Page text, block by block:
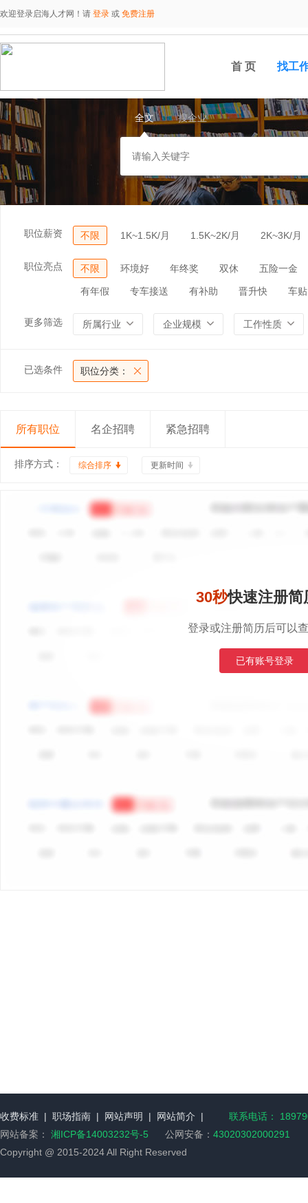
欢迎登录启海人才网！请 登录 或 免费注册
首 页 找工
全文 搜企业
职位薪资 不限 1K~1.5K/月 1.5K~2K/月 2K~3K/月
职位亮点 不限 环境好 年终奖 双休 五险一金
有年假 专车接送 有补助 晋升快 车贴
更多筛选 所属行业 企业规模 工作性质
已选条件 职位分类：
所有职位 名企招聘 紧急招聘
排序方式： 综合排序 更新时间
30秒快速注册简
登录或注册简历后可以
已有账号登录
收费标准 | 职场指南 | 网站声明 | 网站简介 |
联系电话：
网站备案： 湘ICP备14003232号-5 公网安备： 43020302000291
Copyright @ 2015-2024 All Right Reserved